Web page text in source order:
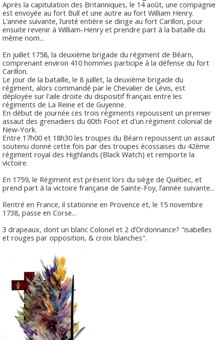
Après la capitulation des Britanniques, le 14 août, une compagnie
est envoyée au fort Bull et une autre au fort William Henry.
L’année suivante, l’unité entière se dirige au fort Carillon, pour
ensuite revenir à William-Henry et prendre part à la bataille du
même nom...
En juillet 1758, la deuxième brigade du régiment de Béarn,
comprenant environ 410 hommes participe à la défense du fort
Carillon.
Le jour de la bataille, le 8 juillet, la deuxième brigade du
régiment, alors commandé par le Chevalier de Lévis, est
déployée sur l'aile droite du dispositif français entre les
régiments de La Reine et de Guyenne.
En début de journée ces trois régiments repoussent un premier
assaut des grenadiers du 60th Foot et d'un régiment colonial de
New-York.
Entre 17h00 et 18h30 les troupes du Béarn repoussent un assaut
soutenu donné cette fois par des troupes écossaises du 42ème
régiment royal des Highlands (Black Watch) et remporte la
victoire.
En 1759, le Régiment est présent lors du siège de Québec, et
prend part à la victoire française de Sainte-Foy, l’année suivante...
Rentré en France, il stationne en Provence et, le 15 novembre
1738, passe en Corse...
3 drapeaux, dont un blanc Colonel et 2 d’Ordonnance? "isabelles
et rouges par opposition, & croix blanches".